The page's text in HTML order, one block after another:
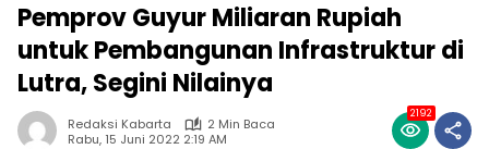
Pemprov Guyur Miliaran Rupiah
untuk Pembangunan Infrastruktur di
Lutra, Segini Nilainya
Redaksi Kabarta
2 Min Baca
Rabu, 15 Juni 2022 2:19 AM
2192